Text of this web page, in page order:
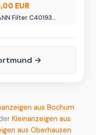
EUR
Filter C40193
→
aus Bochum
Kleinanzeigen aus
aus Oberhausen